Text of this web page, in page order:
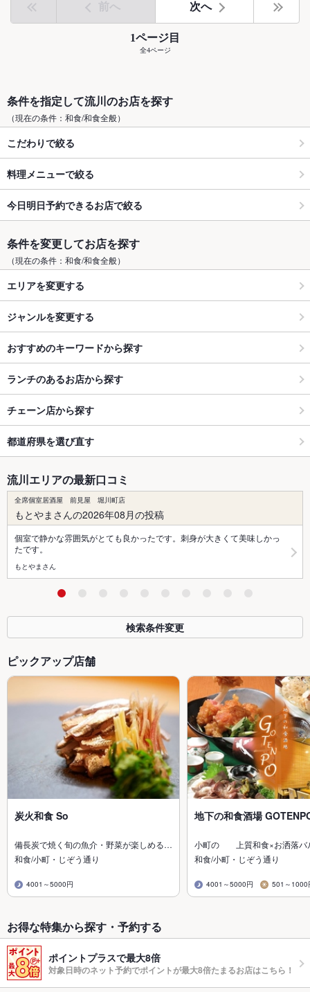
前へ 次へ
1ページ目
全4ページ
条件を指定して流川のお店を探す
（現在の条件：和食/和食全般）
こだわりで絞る
料理メニューで絞る
今日明日予約できるお店で絞る
条件を変更してお店を探す
（現在の条件：和食/和食全般）
エリアを変更する
ジャンルを変更する
おすすめのキーワードから探す
ランチのあるお店から探す
チェーン店から探す
都道府県を選び直す
流川エリアの最新口コミ
全席個室居酒屋 前見屋 堀川町店
もとやまさんの2026年08月の投稿
個室で静かな雰囲気がとても良かったです。刺身が大きくて美味しかっ
たです。
もとやまさん
検索条件変更
ピックアップ店舗
炭火和食 So
備長炭で焼く旬の魚介・野菜が楽しめる…
和食/小町・じぞう通り
4001～5000円
地下の和食酒場
小町の 上質和食×お洒落バ
和食/小町・じぞう通り
4001～5000円 501～1000
お得な特集から探す・予約する
ポイントプラスで最大8倍
対象日時のネット予約でポイントが最大8倍たまるお店はこちら！